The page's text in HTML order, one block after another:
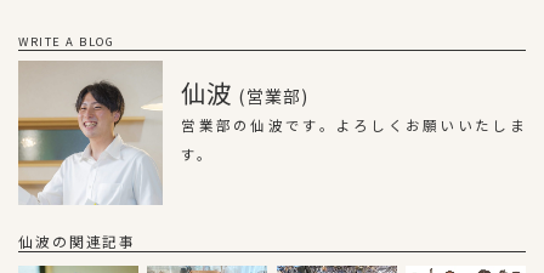
WRITE A BLOG
仙波 (営業部)
営業部の仙波です。よろしくお願いいたしま
す。
仙波の関連記事